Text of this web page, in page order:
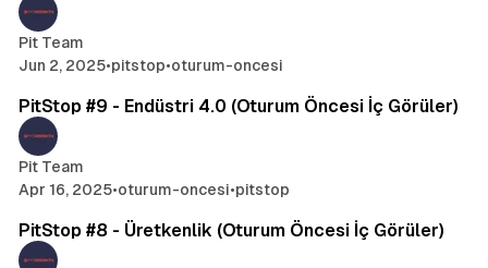
Pit Team
Jun 2, 2025•pitstop•oturum-oncesi
PitStop #9 - Endüstri 4.0 (Oturum Öncesi İç Görüler)
Pit Team
Apr 16, 2025•oturum-oncesi•pitstop
PitStop #8 - Üretkenlik (Oturum Öncesi İç Görüler)